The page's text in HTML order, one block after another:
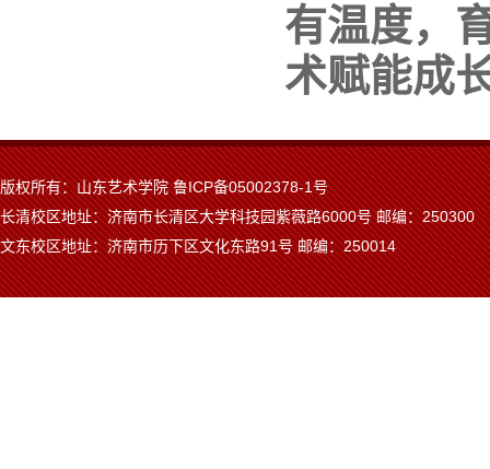
有温度，
术赋能成
版权所有：山东艺术学院 鲁ICP备05002378-1号
长清校区地址：济南市长清区大学科技园紫薇路6000号 邮编：250300
文东校区地址：济南市历下区文化东路91号 邮编：250014